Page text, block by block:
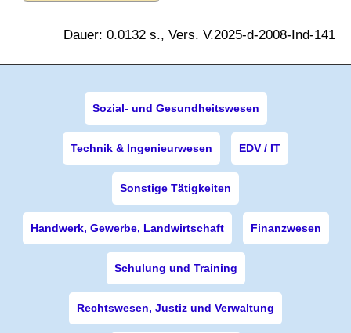
Dauer: 0.0132 s., Vers. V.2025-d-2008-Ind-141
Sozial- und Gesundheitswesen
Technik & Ingenieurwesen EDV / IT
Sonstige Tätigkeiten
Handwerk, Gewerbe, Landwirtschaft Finanzwesen
Schulung und Training
Rechtswesen, Justiz und Verwaltung